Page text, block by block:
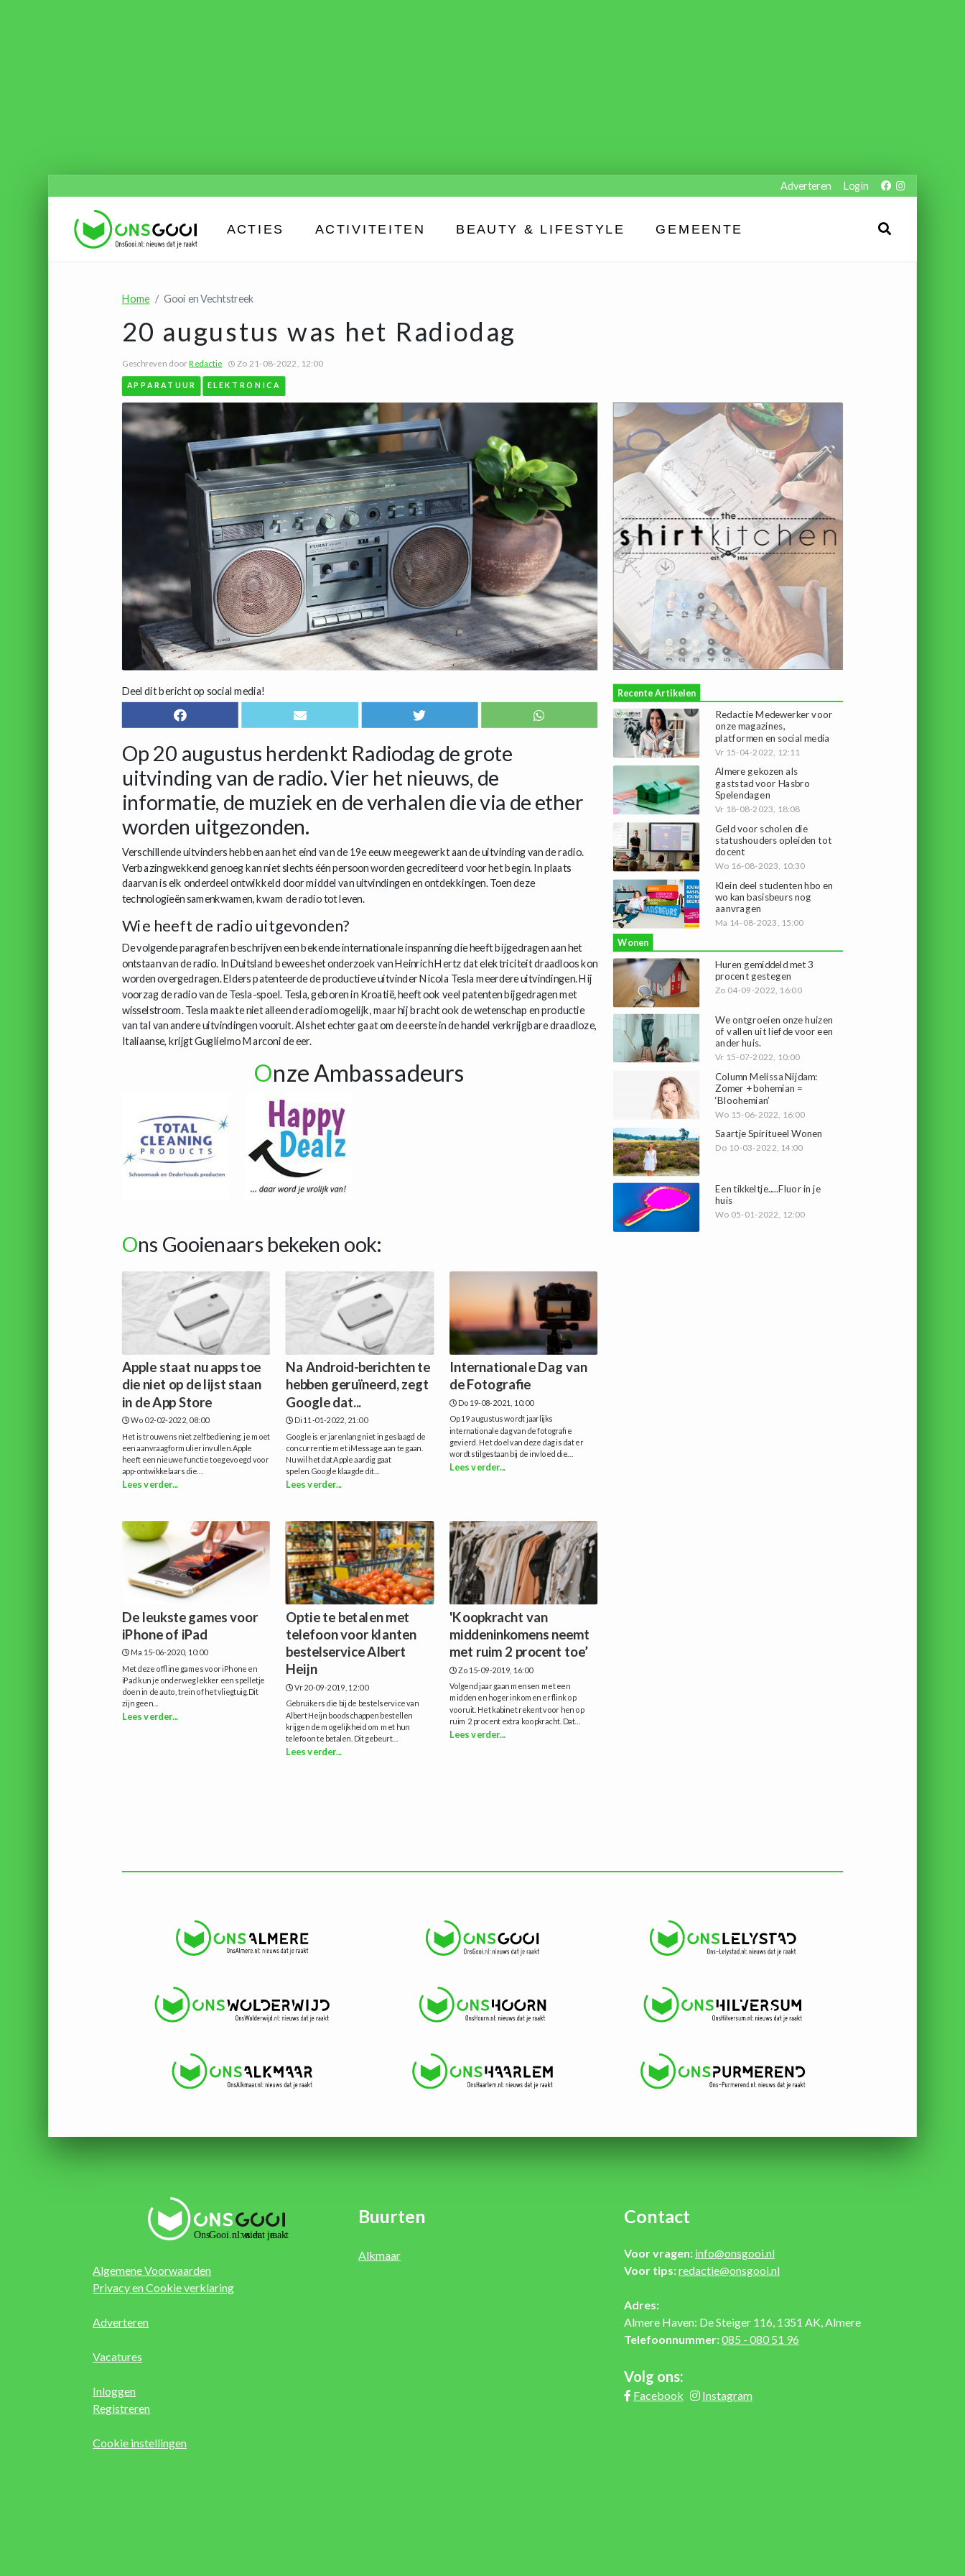
Adverteren Login
ACTIES ACTIVITEITEN BEAUTY & LIFESTYLE GEMEENTE
Home Gooi en Vechtstreek
20 augustus was het Radiodag
Geschreven doorRedactie Zo 21-08-2022, 12:00
APPARATUUR ELEKTRONICA
Deel dit bericht op social media!
Op 20 augustus herdenkt Radiodag de grote
uitvinding van de radio. Vier het nieuws, de
informatie, de muziek en de verhalen die via de ether
worden uitgezonden.
Verschillende uitvinders hebben aan het eind van de 19e eeuw meegewerkt aan de uitvinding van de radio.
Verbazingwekkend genoeg kan niet slechts één persoon worden gecrediteerd voor het begin. In plaats
daarvan is elk onderdeel ontwikkeld door middel van uitvindingen en ontdekkingen. Toen deze
technologieën samenkwamen, kwam de radio tot leven.
Wie heeft de radio uitgevonden?
De volgende paragrafen beschrijven een bekende internationale inspanning die heeft bijgedragen aan het
ontstaan ​​van de radio. In Duitsland bewees het onderzoek van Heinrich Hertz dat elektriciteit draadloos kon
worden overgedragen. Elders patenteerde de productieve uitvinder Nicola Tesla meerdere uitvindingen. Hij
voorzag de radio van de Tesla-spoel. Tesla, geboren in Kroatië, heeft ook veel patenten bijgedragen met
wisselstroom. Tesla maakte niet alleen de radio mogelijk, maar hij bracht ook de wetenschap en productie
van tal van andere uitvindingen vooruit. Als het echter gaat om de eerste in de handel verkrijgbare draadloze,
Italiaanse, krijgt Guglielmo Marconi de eer.
Onze Ambassadeurs
Ons Gooienaars bekeken ook:
Apple staat nu apps toe
die niet op de lijst staan
in de App Store
Wo 02-02-2022, 08:00
Het is trouwens niet zelfbediening; je moet
een aanvraagformulier invullen.Apple
heeft een nieuwe functie toegevoegd voor
app-ontwikkelaars die...
Lees verder...
Na Android-berichten te
hebben geruïneerd, zegt
Google dat...
Di 11-01-2022, 21:00
Google is er jarenlang niet in geslaagd de
concurrentie met iMessage aan te gaan.
Nu wil het dat Apple aardig gaat
spelen.Google klaagde dit...
Lees verder...
Internationale Dag van
de Fotografie
Do 19-08-2021, 10:00
Op 19 augustus wordt jaarlijks
internationale dag van de fotografie
gevierd. Het doel van deze dag is dat er
wordt stilgestaan bij de invloed die...
Lees verder...
De leukste games voor
iPhone of iPad
Ma 15-06-2020, 10:00
Met deze offline games voor iPhone en
iPad kun je onderweg lekker een spelletje
doen in de auto, trein of het vliegtuig.Dit
zijn geen...
Lees verder...
Optie te betalen met
telefoon voor klanten
bestelservice Albert
Heijn
Vr 20-09-2019, 12:00
Gebruikers die bij de bestelservice van
Albert Heijn boodschappen bestellen
krijgen de mogelijkheid om met hun
telefoon te betalen. Dit gebeurt...
Lees verder...
'Koopkracht van
middeninkomens neemt
met ruim 2 procent toe’
Zo 15-09-2019, 16:00
Volgend jaar gaan mensen met een
midden en hoger inkomen er flink op
vooruit. Het kabinet rekent voor hen op
ruim 2 procent extra koopkracht. Dat...
Lees verder...
Recente Artikelen
Redactie Medewerker voor
onze magazines,
platformen en social media
Vr 15-04-2022, 12:11
Almere gekozen als
gaststad voor Hasbro
Spelendagen
Vr 18-08-2023, 18:08
Geld voor scholen die
statushouders opleiden tot
docent
Wo 16-08-2023, 10:30
Klein deel studenten hbo en
wo kan basisbeurs nog
aanvragen
Ma 14-08-2023, 15:00
Wonen
Huren gemiddeld met 3
procent gestegen
Zo 04-09-2022, 16:00
We ontgroeien onze huizen
of vallen uit liefde voor een
ander huis.
Vr 15-07-2022, 10:00
Column Melissa Nijdam:
Zomer + bohemian =
‘Bloohemian’
Wo 15-06-2022, 16:00
Saartje Spiritueel Wonen
Do 10-03-2022, 14:00
Een tikkeltje.....Fluor in je
huis
Wo 05-01-2022, 12:00
Algemene Voorwaarden
Privacy en Cookie verklaring
Adverteren
Vacatures
Inloggen
Registreren
Cookie instellingen
Buurten
Alkmaar
Contact
Voor vragen: info@onsgooi.nl
Voor tips:redactie@onsgooi.nl
Adres:
Almere Haven: De Steiger 116, 1351 AK, Almere
Telefoonnummer:085 - 080 51 96
Volg ons:
Facebook Instagram